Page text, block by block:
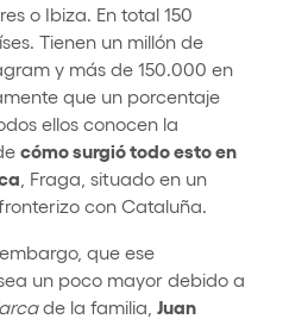
o Ibiza. En total 150
Tienen un millón de
y más de 150.000 en
que un porcentaje
ellos conocen la
cómo surgió todo esto en
, Fraga, situado en un
con Cataluña.
que ese
un poco mayor debido a
de la familia, Juan